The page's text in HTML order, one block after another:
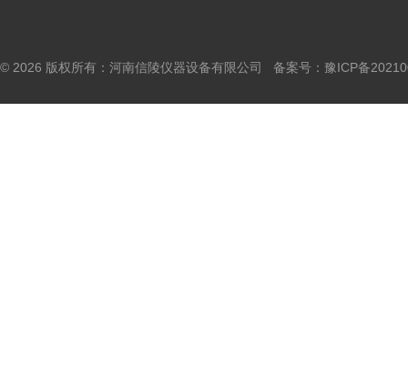
© 2026 版权所有：河南信陵仪器设备有限公司 备案号： 豫ICP备